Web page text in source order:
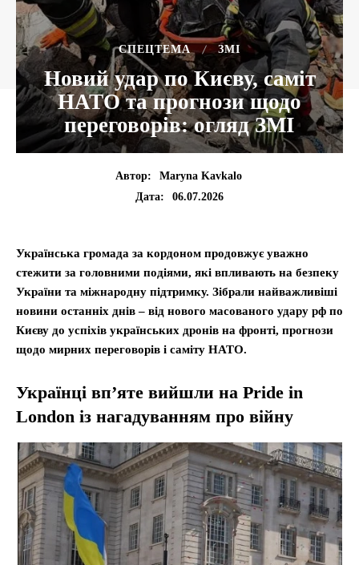
CПЕЦТЕМА ЗМІ
Новий удар по Києву, саміт
НАТО та прогнози щодо
переговорів: огляд ЗМІ
Автор:
Maryna Kavkalo
Дата:
06.07.2026
Українська громада за кордоном продовжує уважно
стежити за головними подіями, які впливають на безпеку
України та міжнародну підтримку. Зібрали найважливіші
новини останніх днів – від нового масованого удару рф по
Києву до успіхів українських дронів на фронті, прогнози
щодо мирних переговорів і саміту НАТО.
Українці вп’яте вийшли на Pride in
London із нагадуванням про війну